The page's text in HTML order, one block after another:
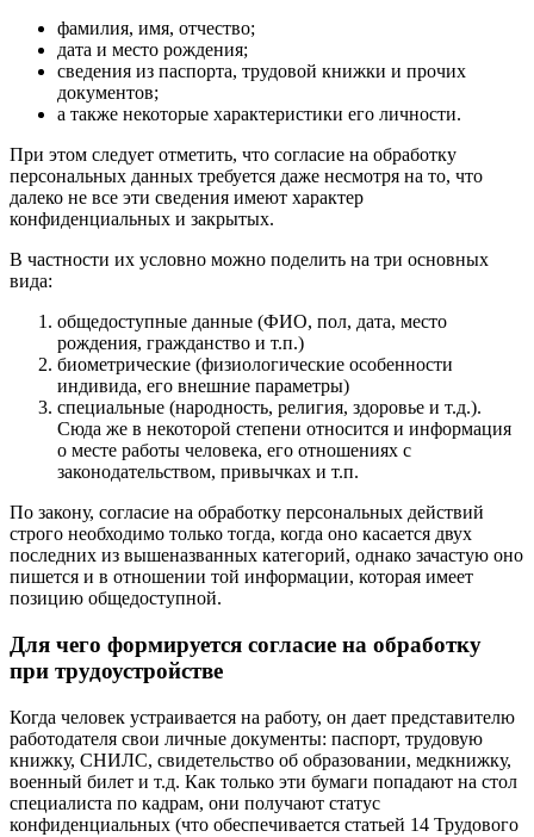
фамилия, имя, отчество;
дата и место рождения;
сведения из паспорта, трудовой книжки и прочих
документов;
а также некоторые характеристики его личности.
При этом следует отметить, что согласие на обработку
персональных данных требуется даже несмотря на то, что
далеко не все эти сведения имеют характер
конфиденциальных и закрытых.
В частности их условно можно поделить на три основных
вида:
общедоступные данные (ФИО, пол, дата, место
рождения, гражданство и т.п.)
биометрические (физиологические особенности
индивида, его внешние параметры)
специальные (народность, религия, здоровье и т.д.).
Сюда же в некоторой степени относится и информация
о месте работы человека, его отношениях с
законодательством, привычках и т.п.
По закону, согласие на обработку персональных действий
строго необходимо только тогда, когда оно касается двух
последних из вышеназванных категорий, однако зачастую оно
пишется и в отношении той информации, которая имеет
позицию общедоступной.
Для чего формируется согласие на обработку
при трудоустройстве
Когда человек устраивается на работу, он дает представителю
работодателя свои личные документы: паспорт, трудовую
книжку, СНИЛС, свидетельство об образовании, медкнижку,
военный билет и т.д. Как только эти бумаги попадают на стол
специалиста по кадрам, они получают статус
конфиденциальных (что обеспечивается статьей 14 Трудового